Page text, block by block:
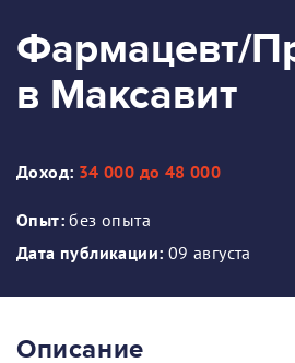
Фармацевт/
в Максавит
Доход: 34 000 до 48 000
Опыт:без опыта
Дата публикации: 09 августа
Описание